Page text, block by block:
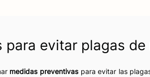
para evitar plagas
medidas preventivaspara evitar las